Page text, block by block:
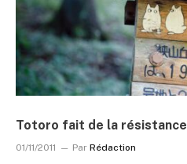
Totoro fait de la résistance
01/11/2011 Par Rédaction